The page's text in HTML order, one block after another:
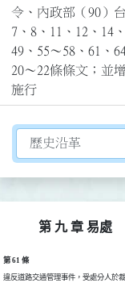
令、內政部（90）
7、8、11、12、14
49、55～58、61、
20～22條條文；並
施行
切換選擇法規資訊
第 九 章 易處
第 61 條
違反道路交通管理事件，受處分人於